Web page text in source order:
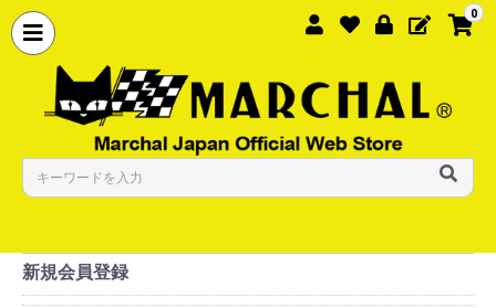
0
新規会員登録